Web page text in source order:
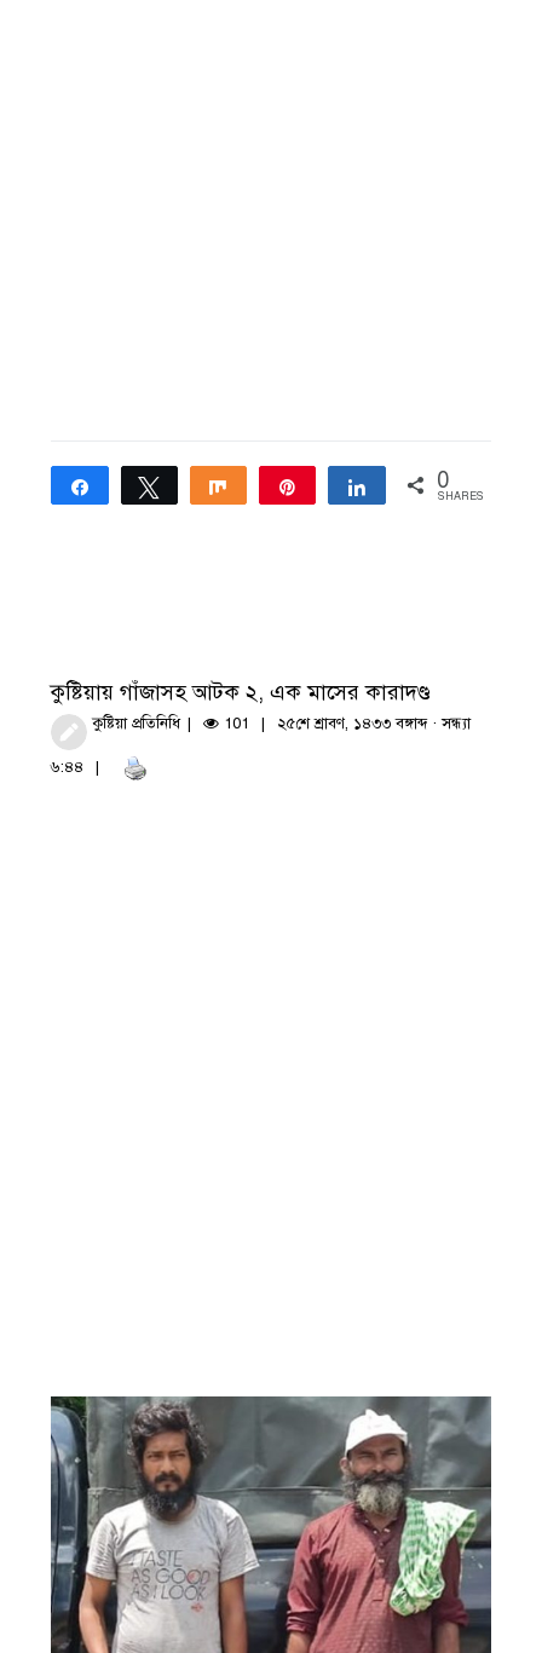
Share Tweet Share Share 0
SHARES
কুষ্টিয়ায় গাঁজাসহ আটক ২, এক মাসের কারাদণ্ড
কুষ্টিয়া প্রতিনিধি 101 ২৫শে শ্রাবণ, ১৪৩৩ বঙ্গাব্দ · সন্ধ্যা
৬:৪৪